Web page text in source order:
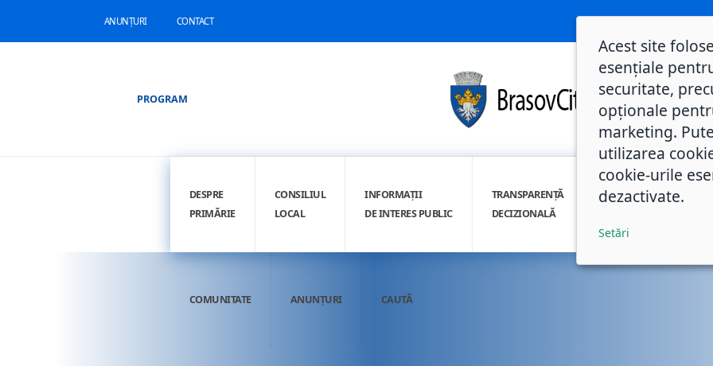
ANUNȚURI CONTACT
PROGRAM
DESPRE
PRIMĂRIE
CONSILIUL
LOCAL
INFORMAȚII
DE INTERES PUBLIC
TRANSPARENȚĂ
DECIZIONALĂ
INTEGRITATE
COMUNITATE ANUNȚURI CAUTĂ
Acest site
esențiale
securitate,
opționale
marketing.
utilizarea
cookie-urile
dezactivate.
Setări